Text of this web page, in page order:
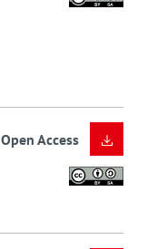
Open Access